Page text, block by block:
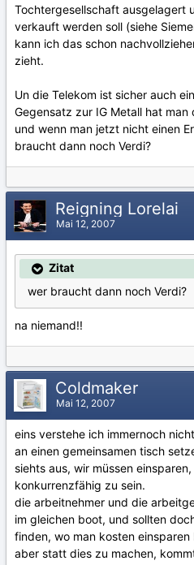
Tochtergesellschaft ausgelagert
verkauft werden soll (siehe
kann ich das schon
zieht.
Un die Telekom ist sicher auch
Gegensatz zur IG Metall hat
und wenn man jetzt nicht einen
braucht dann noch Verdi?
Reigning Lorelai
Mai 12, 2007
Zitat
wer braucht dann noch Verdi?
na niemand!!
Coldmaker
Mai 12, 2007
eins verstehe ich immernoch
an einen gemeinsamen tisch
siehts aus, wir müssen
konkurrenzfähig zu sein.
die arbeitnehmer und die
im gleichen boot, und sollten
finden, wo man kosten einsparen
aber statt dies zu machen,